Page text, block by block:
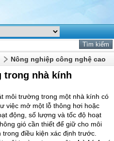
Nông nghiệp công nghệ cao
trong nhà kính
môi trường trong một nhà kính có
việc mở một lỗ thông hơi hoặc
động, số lượng và tốc độ hoạt
gió cần thiết để giữ cho môi
điều kiện xác định trước.